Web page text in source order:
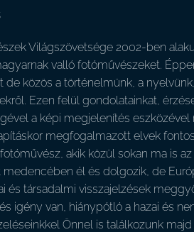
Világszövetsége 2002-ben
valló fotóművészeket.
de közös a történelmünk, a
Ezen felül gondolatainkat,
a képi megjelenítés
megfogalmazott elvek
akik közül sokan ma is
medencében él és dolgozik, de
és társadalmi visszajelzések
igény van, hiánypótló a hazai és
Önnel is találkozunk